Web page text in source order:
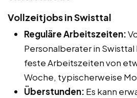
Vollzeitjobs in Swisttal
Reguläre Arbeitszeiten:
Personalberater in Swisttal
feste Arbeitszeiten von
Woche, typischerweise
Überstunden: Es kann